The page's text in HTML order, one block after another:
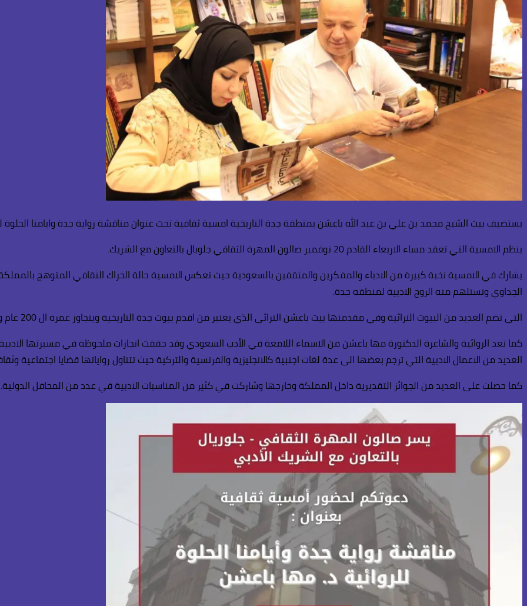
يستضيف بيت الشيخ محمد بن علي بن عبد الله باعشن بمنطقة جدة التاريخية امسية ثقافية تحت عنوان مناقشة رواية جدة وايامنا الحلوة
ينظم الامسية التي تعقد مساء الاربعاء القادم 20 نوفمبر صالون المهرة الثقافي جلوبال بالتعاون مع الشريك.
يشارك في الامسية نخبة كبيرة من الادباء والمفكرين والمثقفين بالسعودية حيث تعكس الامسية حالة الحراك الثقافي المتوهج
الجداوي وتستلهم منه الروح الادبية لمنطقه جدة.
التي تضم العديد من البيوت التراثية وفي مقدمتها بيت باعشن التراثي الذي يعتبر من اقدم بيوت جدة التاريخية ويتجاوز عمره ال 200 عام ويعد مزارا سياحيا لرواد المنطقة التاريخية.
كما تعد الروائية والشاعرة الدكتورة مها باعشن من الاسماء اللامعة في الأدب السعودي وقد حققت انجازات ملحوظة في مسيرتها
العديد من الاعمال الادبية التي ترجم بعضها الى عدة لغات اجنبية كالانجليزية والفرنسية والتركية حيث تتناول رواياتها قضايا
كما حصلت على العديد من الجوائز التقديرية داخل المملكة وخارجها وشاركت في كثير من المناسبات الادبية في عدد من المحافل الدولية.